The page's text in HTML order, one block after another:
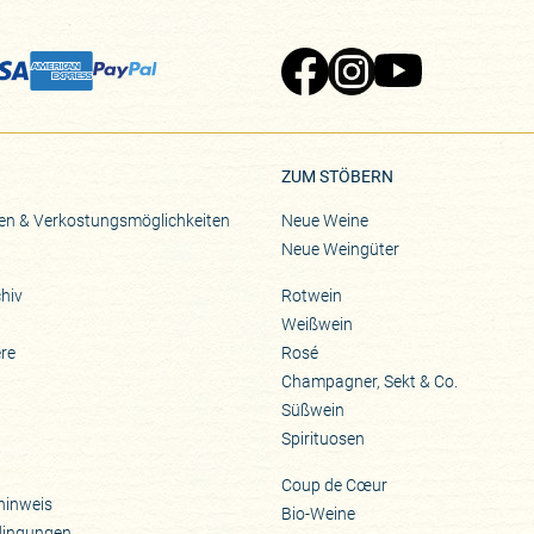
& Verkostungsmöglichkeiten
ZUM STÖBERN
Neue Weine
Neue Weingüter
Rotwein
Weißwein
Rosé
Champagner, Sekt & Co.
Süßwein
Spirituosen
Coup de Cœur
Bio-Weine